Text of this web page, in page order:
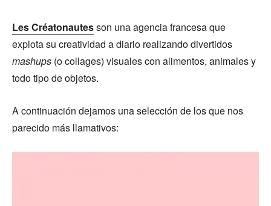
Les Créatonautesson una agencia francesa que
explota su creatividad a diario realizando divertidos
mashups (o collages) visuales con alimentos, animales y
todo tipo de objetos.
A continuación dejamos una selección de los que nos
parecido más llamativos: